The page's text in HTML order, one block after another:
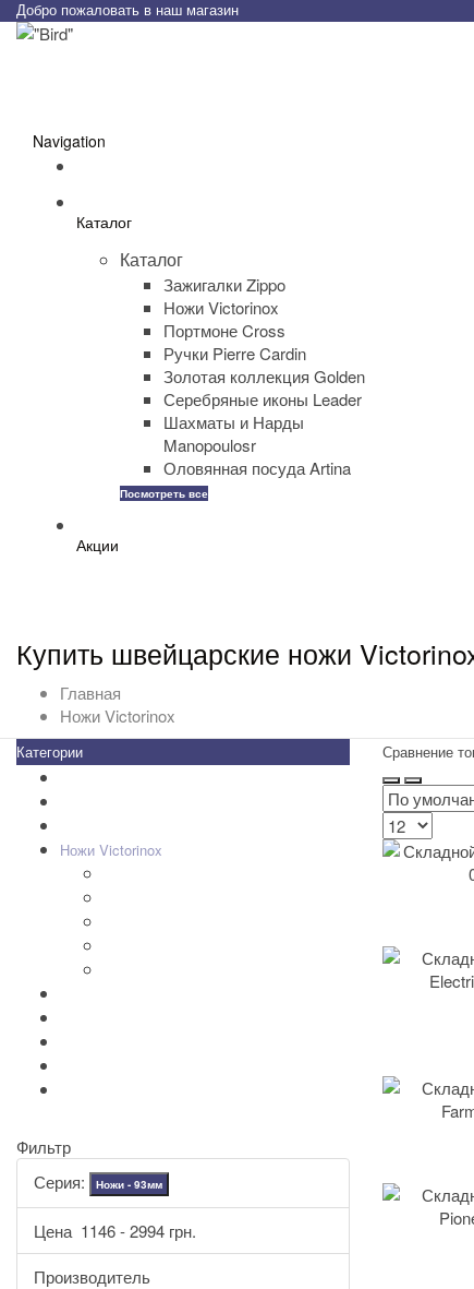
Добро пожаловать в наш магазин
Navigation
Каталог
Каталог
Зажигалки Zippo
Ножи Victorinox
Портмоне Cross
Ручки Pierre Cardin
Золотая коллекция Golden
Серебряные иконы Leader
Шахматы и Нарды
Manopoulosr
Оловянная посуда Artina
Посмотреть все
Акции
Купить швейцарские ножи
Главная
Ножи Victorinox
Категории
Ножи Victorinox
Фильтр
Серия:
Ножи - 93мм
Цена 1146-2994 грн.
Производитель
Сравнение